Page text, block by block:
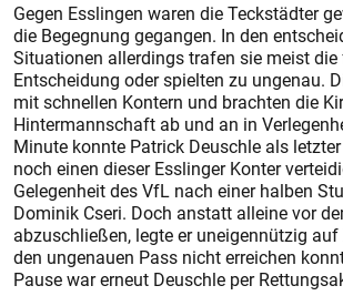
Gegen Esslingen waren die Teckstädter
die Begegnung gegangen. In den
Situationen allerdings trafen sie meist
Entscheidung oder spielten zu ungenau.
mit schnellen Kontern und brachten die
Hintermannschaft ab und an in
Minute konnte Patrick Deuschle als
noch einen dieser Esslinger Konter
Gelegenheit des VfL nach einer halben
Dominik Cseri. Doch anstatt alleine vor
abzuschließen, legte er uneigennützig auf
den ungenauen Pass nicht erreichen
Pause war erneut Deuschle per